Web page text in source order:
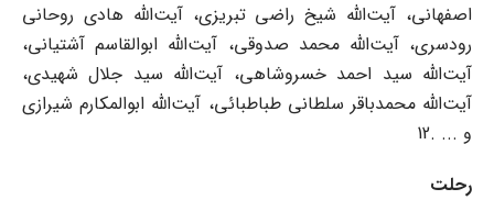
اصفهانی، آیت‌الله شیخ راضی تبریزی، آیت‌الله هادی روحانی
رودسری، آیت‌الله محمد صدوقی، آیت‌الله ابوالقاسم آشتیانی،
آیت‌الله سید احمد خسروشاهی، آیت‌الله سید جلال شهیدی،
آیت‌الله محمدباقر سلطانی طباطبائی، آیت‌الله ابوالمکارم شیرازی
و ... .12
رحلت